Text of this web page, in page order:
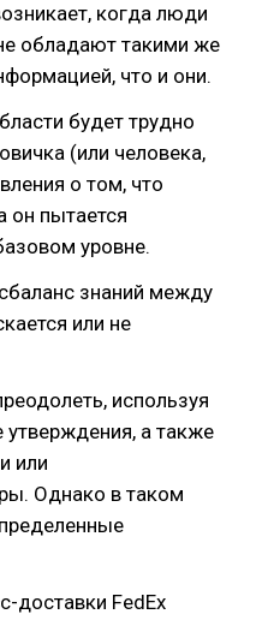
когда люди
обладают такими же
что и они.
будет трудно
(или человека,
о том, что
он пытается
уровне.
знаний между
или не
используя
утверждения, а также
или
Однако в таком
доставки FedEx